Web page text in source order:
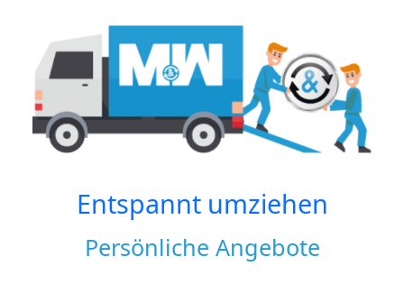
Entspannt umziehen
Persönliche Angebote